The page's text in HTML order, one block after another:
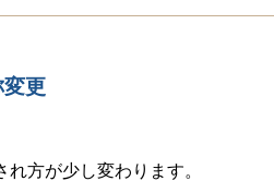
変更
方が少し変わります。